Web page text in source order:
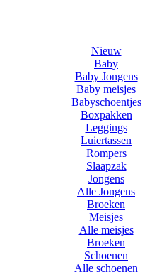
Nieuw
Baby
Baby Jongens
Baby meisjes
Babyschoentjes
Boxpakken
Leggings
Luiertassen
Rompers
Slaapzak
Jongens
Alle Jongens
Broeken
Meisjes
Alle meisjes
Broeken
Schoenen
Alle schoenen